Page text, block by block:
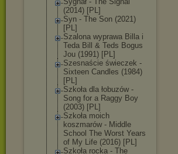
(2014) [PL]
Syn - The Son (2021)
[PL]
Szalona wyprawa Billa i
Teda Bill & Teds Bogus
Jou (1991) [PL]
Szesnaście świeczek -
Sixteen Candles (1984)
[PL]
Szkoła dla łobuzów -
Song for a Raggy Boy
(2003) [PL]
Szkoła moich
koszmarów - Middle
School The Worst Years
of My Life (2016) [PL]
Szkoła rocka - The